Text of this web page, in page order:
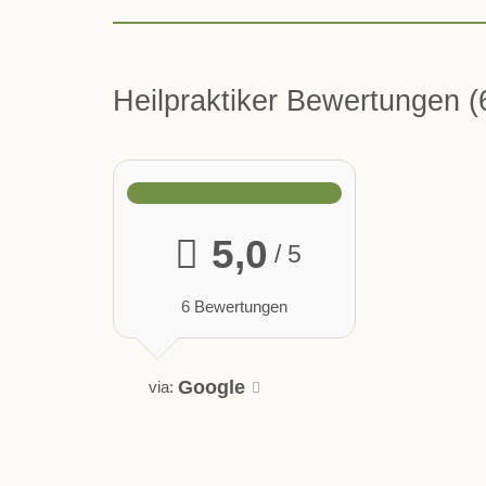
Heilpraktiker Bewertungen
5,0 / 5
6 Bewertungen
via: Google